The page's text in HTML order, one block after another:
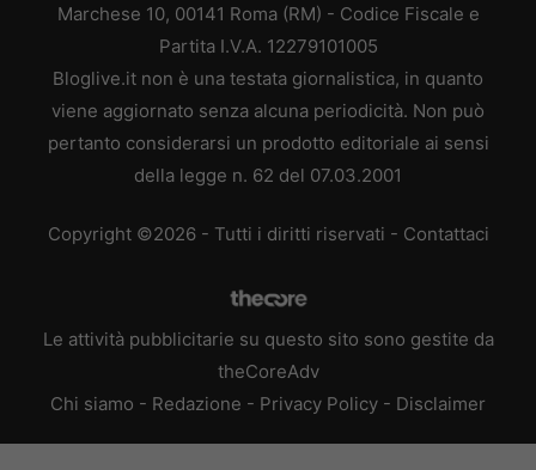
Marchese 10, 00141 Roma (RM) - Codice Fiscale e
Partita I.V.A. 12279101005
Bloglive.it non è una testata giornalistica, in quanto
viene aggiornato senza alcuna periodicità. Non può
pertanto considerarsi un prodotto editoriale ai sensi
della legge n. 62 del 07.03.2001
Copyright ©2026 - Tutti i diritti riservati - Contattaci
Le attività pubblicitarie su questo sito sono gestite da
theCoreAdv
Chi siamo - Redazione - Privacy Policy - Disclaimer